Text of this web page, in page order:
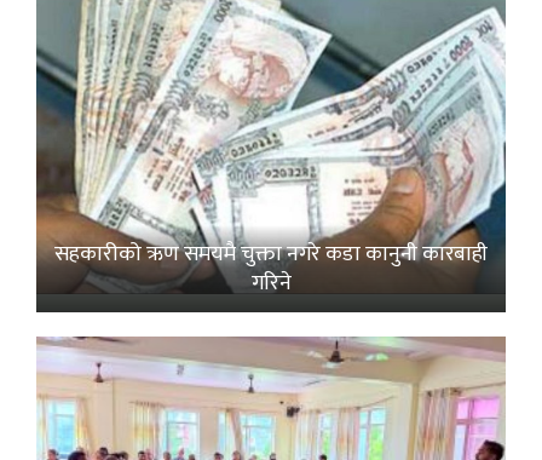
सहकारीको ऋण समयमै चुक्ता नगरे कडा कानुनी कारबाही
गरिने